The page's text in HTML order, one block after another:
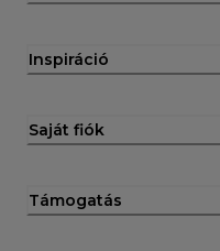
Inspiráció
Saját fiók
Támogatás